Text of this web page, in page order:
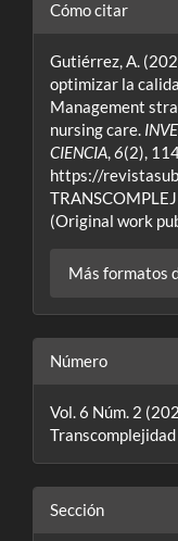
artículo
Cómo citar
Gutiérrez, A.
optimizar la
Management
nursing care.
CIENCIA,6(2),
https://
(Original work
Más formatos
Número
Vol. 6 Núm. 2
Sección